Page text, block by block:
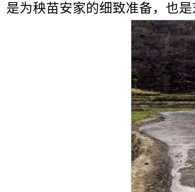
是为秧苗安家的细致准备，也是